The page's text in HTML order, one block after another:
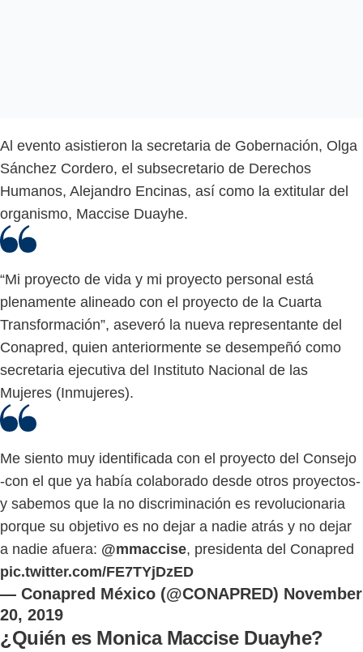
Al evento asistieron la secretaria de Gobernación, Olga
Sánchez Cordero, el subsecretario de Derechos
Humanos, Alejandro Encinas, así como la extitular del
organismo, Maccise Duayhe.
“Mi proyecto de vida y mi proyecto personal está
plenamente alineado con el proyecto de la Cuarta
Transformación”, aseveró la nueva representante del
Conapred, quien anteriormente se desempeñó como
secretaria ejecutiva del Instituto Nacional de las
Mujeres (Inmujeres).
Me siento muy identificada con el proyecto del Consejo
-con el que ya había colaborado desde otros proyectos-
y sabemos que la no discriminación es revolucionaria
porque su objetivo es no dejar a nadie atrás y no dejar
a nadie afuera: @mmaccise, presidenta del Conapred
pic.twitter.com/FE7TYjDzED
— Conapred México (@CONAPRED) November
20, 2019
¿Quién es Monica Maccise Duayhe?